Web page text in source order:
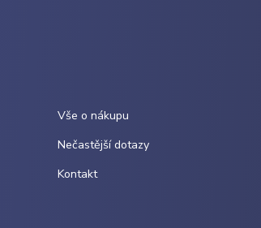
Vše o nákupu
Nečastější dotazy
Kontakt